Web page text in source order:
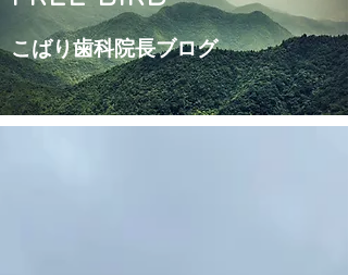
こばり歯科院長ブログ​